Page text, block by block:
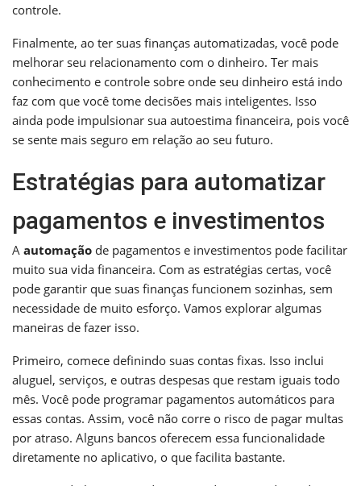
controle.
Finalmente, ao ter suas finanças automatizadas, você pode
melhorar seu relacionamento com o dinheiro. Ter mais
conhecimento e controle sobre onde seu dinheiro está indo
faz com que você tome decisões mais inteligentes. Isso
ainda pode impulsionar sua autoestima financeira, pois você
se sente mais seguro em relação ao seu futuro.
Estratégias para automatizar
pagamentos e investimentos
A automação de pagamentos e investimentos pode facilitar
muito sua vida financeira. Com as estratégias certas, você
pode garantir que suas finanças funcionem sozinhas, sem
necessidade de muito esforço. Vamos explorar algumas
maneiras de fazer isso.
Primeiro, comece definindo suas contas fixas. Isso inclui
aluguel, serviços, e outras despesas que restam iguais todo
mês. Você pode programar pagamentos automáticos para
essas contas. Assim, você não corre o risco de pagar multas
por atraso. Alguns bancos oferecem essa funcionalidade
diretamente no aplicativo, o que facilita bastante.